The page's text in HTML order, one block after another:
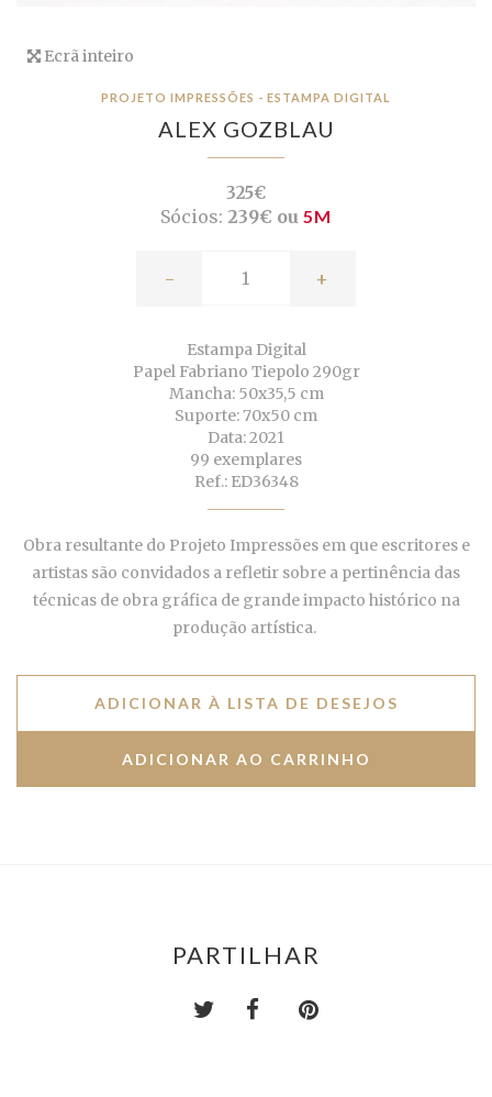
Ecrã inteiro
PROJETO IMPRESSÕES - ESTAMPA DIGITAL
ALEX GOZBLAU
325€
Sócios: 239€ ou 5M
- +
Estampa Digital
Papel Fabriano Tiepolo 290gr
Mancha: 50x35,5 cm
Suporte: 70x50 cm
Data: 2021
99 exemplares
Ref.: ED36348
Obra resultante do Projeto Impressões em que escritores e
artistas são convidados a refletir sobre a pertinência das
técnicas de obra gráfica de grande impacto histórico na
produção artística.
ADICIONAR À LISTA DE DESEJOS
PARTILHAR